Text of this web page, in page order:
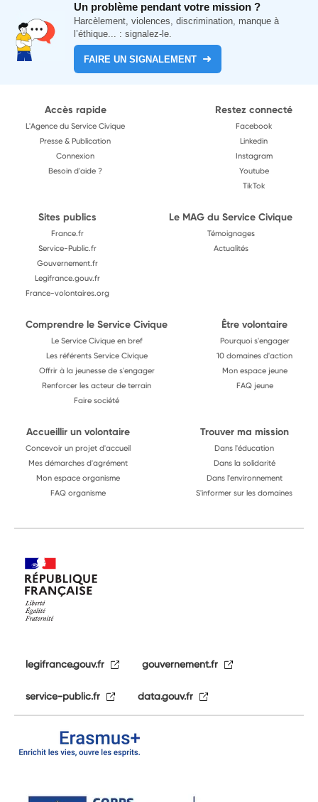
Un problème pendant votre mission ?
Harcèlement, violences, discrimination, manque à
l’éthique... : signalez-le.
FAIRE UN SIGNALEMENT
Accès rapide
L'Agence du Service Civique
Presse & Publication
Connexion
Besoin d'aide ?
Restez connecté
Facebook
Linkedin
Instagram
Youtube
TikTok
Sites publics
France.fr
Service-Public.fr
Gouvernement.fr
Legifrance.gouv.fr
France-volontaires.org
Le MAG du Service Civique
Témoignages
Actualités
Comprendre le Service Civique
Le Service Civique en bref
Les référents Service Civique
Offrir à la jeunesse de s'engager
Renforcer les acteur de terrain
Faire société
Être volontaire
Pourquoi s'engager
10 domaines d'action
Mon espace jeune
FAQ jeune
Accueillir un volontaire
Concevoir un projet d'accueil
Mes démarches d'agrément
Mon espace organisme
FAQ organisme
Trouver ma mission
Dans l'éducation
Dans la solidarité
Dans l'environnement
S'informer sur les domaines
legifrance.gouv.fr gouvernement.fr
service-public.fr data.gouv.fr